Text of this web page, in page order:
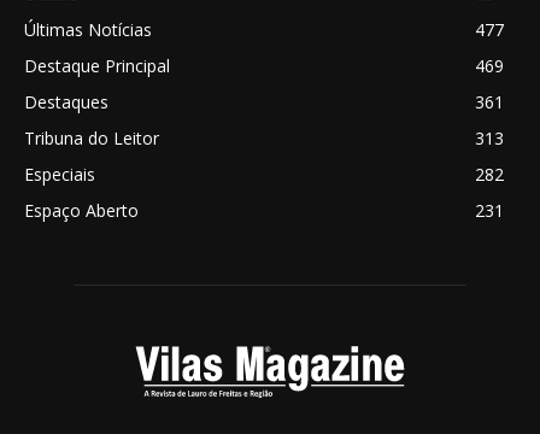
Últimas Notícias
477
Destaque Principal
469
Destaques
361
Tribuna do Leitor
313
Especiais
282
Espaço Aberto
231